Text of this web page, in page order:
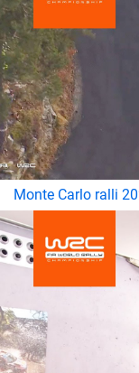
Monte Carlo ralli